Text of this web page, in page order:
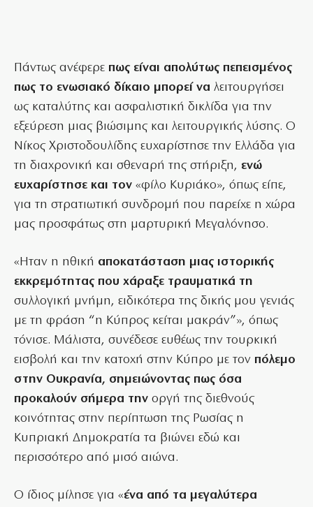
Πάντως ανέφερε πως είναι απολύτως πεπεισμένος
πως το ενωσιακό δίκαιο μπορεί να λειτουργήσει
ως καταλύτης και ασφαλιστική δικλίδα για την
εξεύρεση μιας βιώσιμης και λειτουργικής λύσης. Ο
Νίκος Χριστοδουλίδης ευχαρίστησε την Ελλάδα για
τη διαχρονική και σθεναρή της στήριξη, ενώ
ευχαρίστησε και τον «φίλο Κυριάκο», όπως είπε,
για τη στρατιωτική συνδρομή που παρείχε η χώρα
μας προσφάτως στη μαρτυρική Μεγαλόνησο.
«Ηταν η ηθική αποκατάσταση μιας ιστορικής
εκκρεμότητας που χάραξε τραυματικά τη
συλλογική μνήμη, ειδικότερα της δικής μου γενιάς
με τη φράση “η Κύπρος κείται μακράν”», όπως
τόνισε. Μάλιστα, συνέδεσε ευθέως την τουρκική
εισβολή και την κατοχή στην Κύπρο με τον πόλεμο
στην Ουκρανία, σημειώνοντας πως όσα
προκαλούν σήμερα την οργή της διεθνούς
κοινότητας στην περίπτωση της Ρωσίας η
Κυπριακή Δημοκρατία τα βιώνει εδώ και
περισσότερο από μισό αιώνα.
Ο ίδιος μίλησε για «ένα από τα μεγαλύτερα